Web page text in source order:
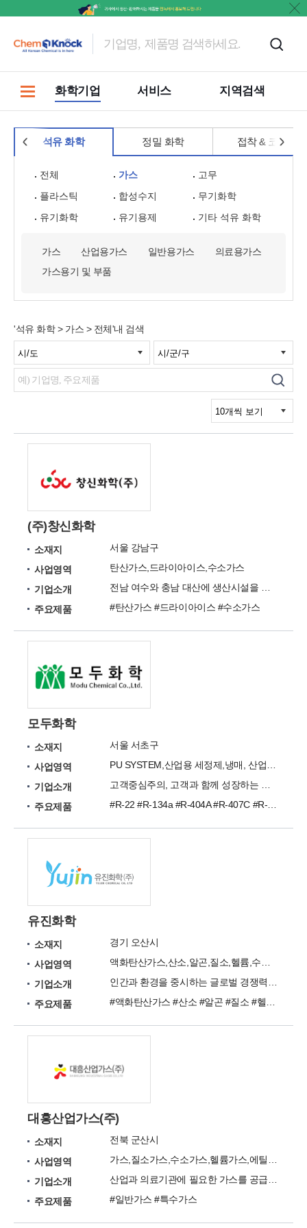
화학기업 서비스 지역검색
석유 화학 정밀 화학 접착 & 코팅
전체 가스
고무
플라스틱
합성수지
무기화학
유기화학
유기용제 기타 석유 화학
가스 산업용가스 일반용가스
의료용가스
가스용기 및 부품
'석유 화학 > 가스 > 전체'내 검색
(주)창신화학
소재지
서울 강남구
사업영역
탄산가스,드라이아이스,수소가스
기업소개
주요제품
#탄산가스 #드라이아이스 #수소가스
모두화학
소재지
서울 서초구
사업영역
기업소개
주요제품
유진화학
소재지
경기 오산시
사업영역
기업소개
주요제품
대흥산업가스(주)
소재지
전북 군산시
사업영역
기업소개
주요제품
#일반가스 #특수가스